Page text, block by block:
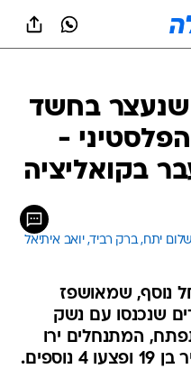
בחשד
-
בקואליציה
שלום יתח, ברק רביד, יואב איתיאל
נוסף, שמאושפז
שנכנסו עם נשק
המתנחלים ירו
לעבר הפלסטינים, הרגו צעיר בן 19 ופצעו 4 נוספים.